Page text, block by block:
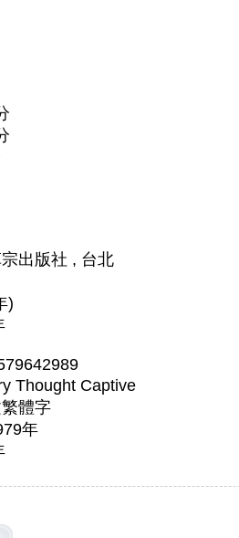
出版社 , 台北
)
Thought Captive
體字
年